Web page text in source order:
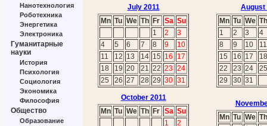
Нанотехнология
Роботехника
Энергетика
Электроника
Гуманитарные
науки
История
Психология
Социология
Экономика
Философия
Общество
Образование
July 2011
Mn Tu We Th Fr Sa Su
1
2
3
4
5 6 7 8 9
10
11
12 13 14 15 16
17
18
19 20 21 22 23 24
25
26 27 28 29 30 31
August
Mn Tu We Th
1
2 3
4
8
9 10
11
15
16 17
18
22
23 24
25
29
30 31
October 2011
Mn Tu We Th Fr Sa Su
1
2
Mn Tu We Th